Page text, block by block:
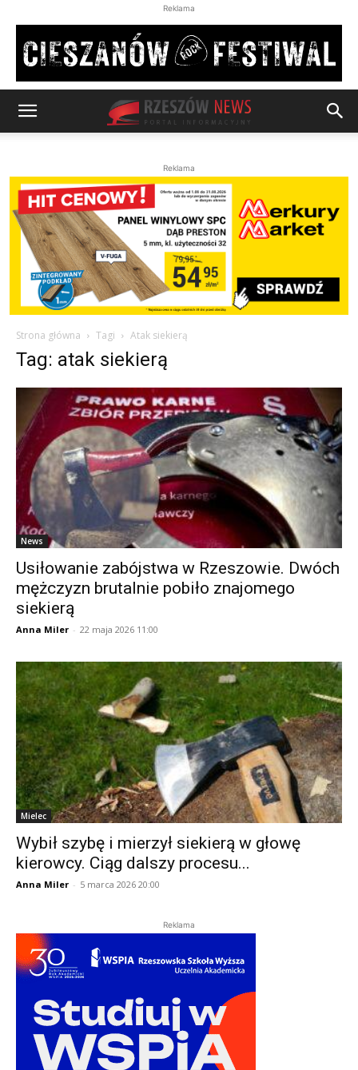
Reklama
Reklama
Strona główna Tagi Atak siekierą
Tag: atak siekierą
News
Usiłowanie zabójstwa w Rzeszowie. Dwóch
mężczyzn brutalnie pobiło znajomego
siekierą
Anna Miler - 22 maja 2026 11:00
Mielec
Wybił szybę i mierzył siekierą w głowę
kierowcy. Ciąg dalszy procesu...
Anna Miler - 5 marca 2026 20:00
Reklama